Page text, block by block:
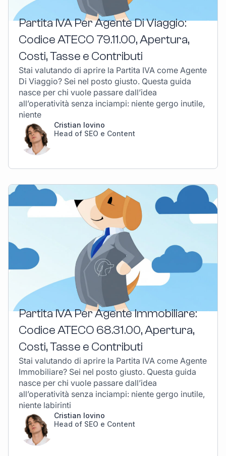
Partita IVA Per Agente Di Viaggio:
Codice ATECO 79.11.00, Apertura,
Costi, Tasse e Contributi
Stai valutando di aprire la Partita IVA come Agente
Di Viaggio? Sei nel posto giusto. Questa guida
nasce per chi vuole passare dall’idea
all’operatività senza inciampi: niente gergo inutile,
niente
Cristian Iovino
Head of SEO e Content
Partita IVA Per Agente Immobiliare:
Codice ATECO 68.31.00, Apertura,
Costi, Tasse e Contributi
Stai valutando di aprire la Partita IVA come Agente
Immobiliare? Sei nel posto giusto. Questa guida
nasce per chi vuole passare dall’idea
all’operatività senza inciampi: niente gergo inutile,
niente labirinti
Cristian Iovino
Head of SEO e Content